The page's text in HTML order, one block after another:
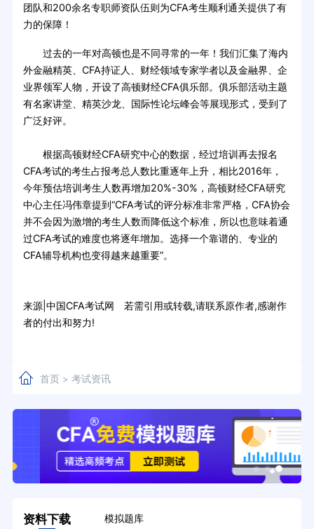
团队和200余名专职师资队伍则为CFA考生顺利通关提供了有
力的保障！
过去的一年对高顿也是不同寻常的一年！我们汇集了海内
外金融精英、CFA持证人、财经领域专家学者以及金融界、企
业界领军人物，开设了高顿财经CFA俱乐部。俱乐部活动主题
有名家讲堂、精英沙龙、国际性论坛峰会等展现形式，受到了
广泛好评。
根据高顿财经CFA研究中心的数据，经过培训再去报名
CFA考试的考生占报考总人数比重逐年上升，相比2016年，
今年预估培训考生人数再增加20%-30%，高顿财经CFA研究
中心主任冯伟章提到“CFA考试的评分标准非常严格，CFA协会
并不会因为激增的考生人数而降低这个标准，所以也意味着通
过CFA考试的难度也将逐年增加。选择一个靠谱的、专业的
CFA辅导机构也变得越来越重要”。
来源|中国CFA考试网 若需引用或转载,请联系原作者,感谢作
者的付出和努力!
首页> 考试资讯
资料下载 模拟题库